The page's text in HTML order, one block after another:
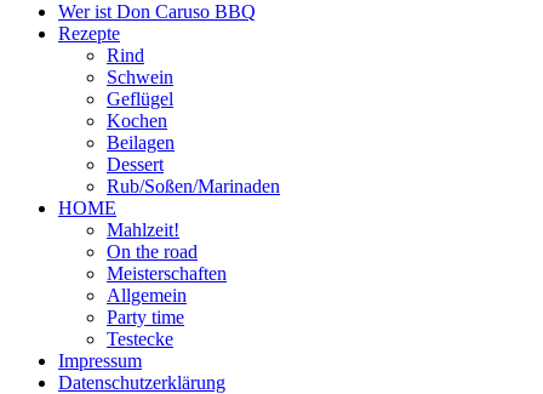
Wer ist Don Caruso BBQ
Rezepte
Rind
Schwein
Geflügel
Kochen
Beilagen
Dessert
Rub/Soßen/Marinaden
HOME
Mahlzeit!
On the road
Meisterschaften
Allgemein
Party time
Testecke
Impressum
Datenschutzerklärung